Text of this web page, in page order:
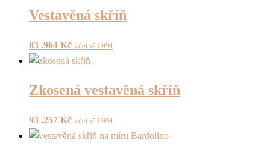
Vestavěná skříň
83 .964 Kč včetně DPH
Zkosená vestavěná skříň
93 .257 Kč včetně DPH